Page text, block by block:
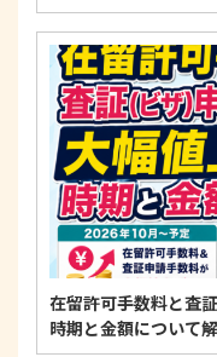
在留許可手数料と査
時期と金額について